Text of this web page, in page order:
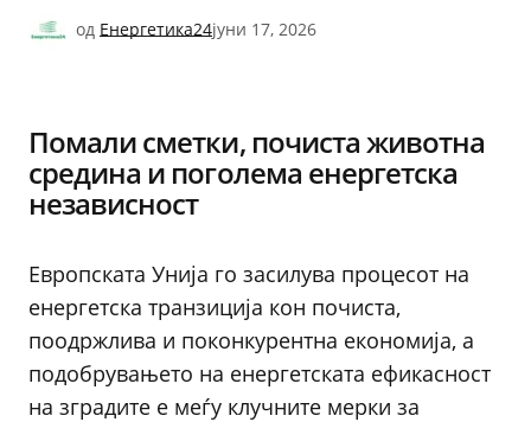
од Енергетика24јуни 17, 2026
Помали сметки, почиста животна
средина и поголема енергетска
независност
Европската Унија го засилува процесот на
енергетска транзиција кон почиста,
поодржлива и поконкурентна економија, а
подобрувањето на енергетската ефикасност
на зградите е меѓу клучните мерки за